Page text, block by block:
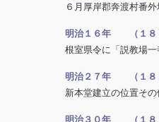
６月厚岸郡奔渡村番
明治１６年 （１８
根室県令に「説教場
明治２７年 （１８
新本堂建立の位置そ
明治３０年 （１８